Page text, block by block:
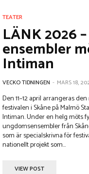
TEATER
LÄNK 2026
ensembler
Intiman
VECKO TIDNINGEN - MARS 18,
Den 11–12 april arrangeras
festivalen i Skåne på Malmö
Intiman. Under en helg möts
ungdomsensembler från
som är specialskrivna för festivalen.
nationellt projekt som...
VIEW POST